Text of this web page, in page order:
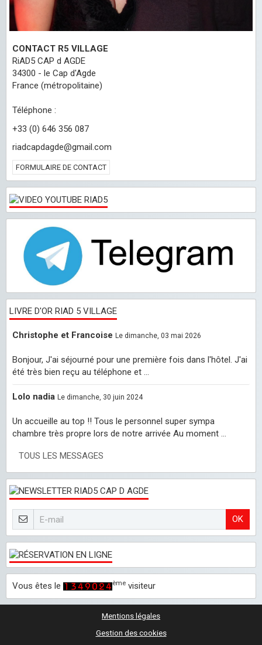
CONTACT R5 VILLAGE
RiAD5 CAP d AGDE
34300 - le Cap d'Agde
France (métropolitaine)
Téléphone :
+33 (0) 646 356 087
riadcapdagde@gmail.com
FORMULAIRE DE CONTACT
LIVRE D'OR RIAD 5 VILLAGE
Christophe et Francoise Le dimanche, 03 mai 2026
Bonjour, J'ai séjourné pour une première fois dans l'hôtel. J'ai
été très bien reçu au téléphone et ...
Lolo nadia Le dimanche, 30 juin 2024
Un accueille au top !! Tous le personnel super sympa
chambre très propre lors de notre arrivée Au moment ...
TOUS LES MESSAGES
OK
Vous êtes le ème visiteur
Mentions légales
Gestion des cookies